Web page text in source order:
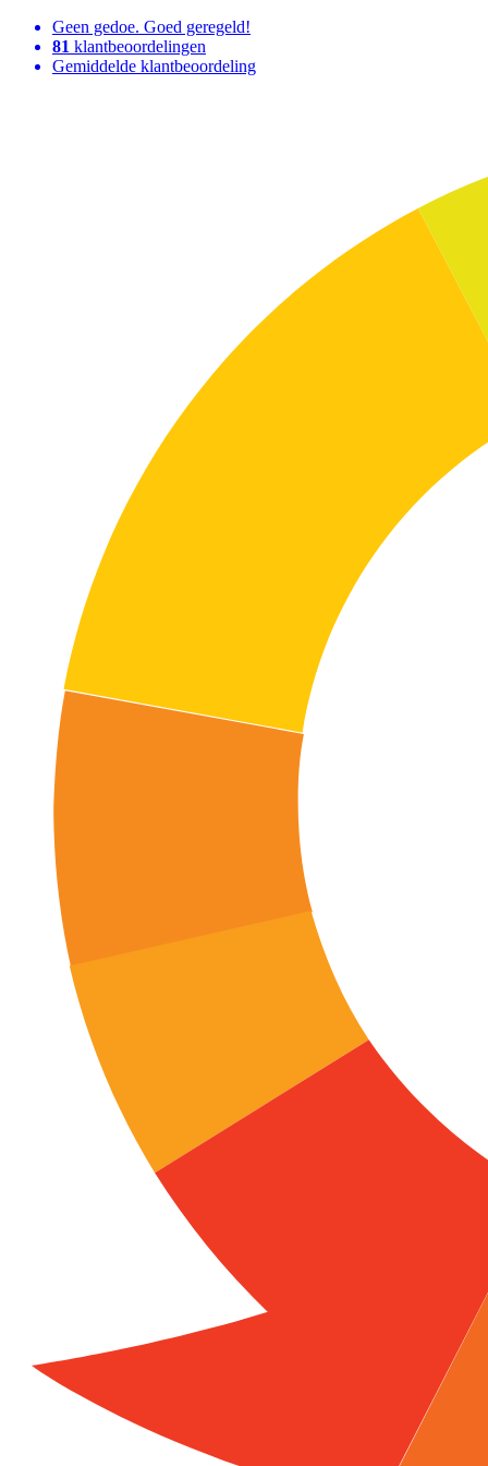
Geen gedoe. Goed geregeld!
81 klantbeoordelingen
Gemiddelde klantbeoordeling